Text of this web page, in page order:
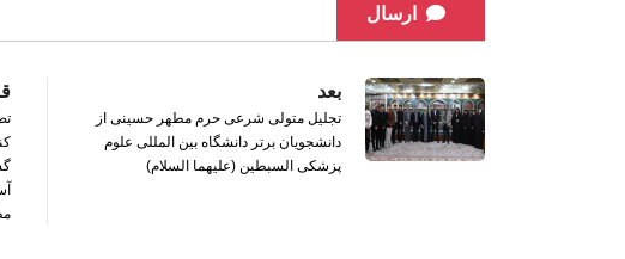
ارسال
بعد
تجلیل متولی شرعی حرم مطهر حسینی از
دانشجویان برتر دانشگاه بین المللی علوم
پزشکی السبطین (علیهما السلام)